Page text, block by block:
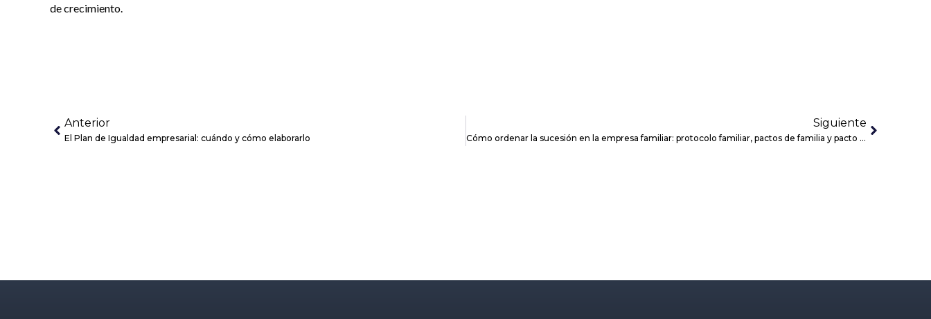
de crecimiento.
Anterior
El Plan de Igualdad empresarial: cuándo y cómo elaborarlo
Siguiente
Cómo ordenar la sucesión en la empresa familiar: protocolo familiar, pactos de familia y pacto sucesorio